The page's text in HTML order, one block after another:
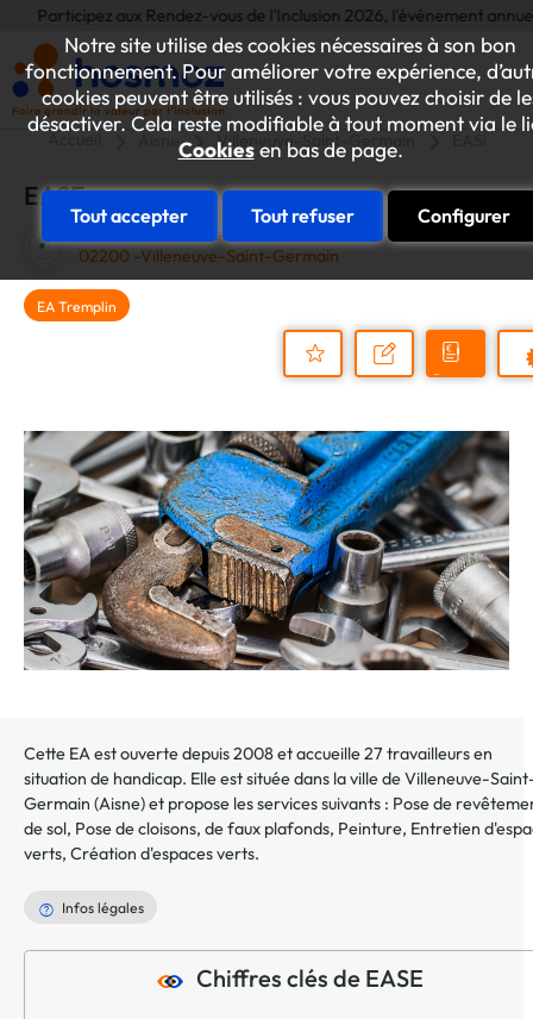
Notre site utilise des cookies nécessaires à son bon
fonctionnement. Pour améliorer votre expérience,
cookies peuvent être utilisés : vous pouvez choisir de
désactiver. Cela reste modifiable à tout moment via le
Cookiesen bas de page.
Tout accepter Tout refuser Configurer
Participez aux Rendez-vous de l'Inclusion 2026, l'événement annuel
Accueil Villeneuve-Saint-Germain
EASE
430, rue des moines
02200 -Villeneuve-Saint-Germain
EA Tremplin
au
dossier
Nous
Demander
Cette EA est ouverte depuis 2008 et accueille 27 travailleurs en
situation de handicap. Elle est située dans la ville deVilleneuve-
Germain (Aisne) et propose les services suivants : Pose de
de sol, Pose de cloisons, de faux plafonds, Peinture, Entretien
verts, Création d'espaces verts.
Infos légales
Chiffres clés de EASE